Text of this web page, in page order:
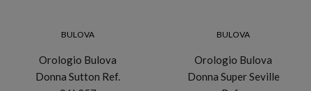
BULOVA
Orologio Bulova
Donna Sutton Ref.
BULOVA
Orologio Bulova
Donna Super Seville